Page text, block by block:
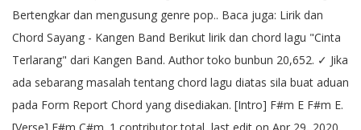
Bertengkar dan mengusung genre pop.. Baca juga: Lirik dan
Chord Sayang - Kangen Band Berikut lirik dan chord lagu "Cinta
Terlarang" dari Kangen Band. Author toko bunbun 20,652. ✓ Jika
ada sebarang masalah tentang chord lagu diatas sila buat aduan
pada Form Report Chord yang disediakan. [Intro] F#m E F#m E.